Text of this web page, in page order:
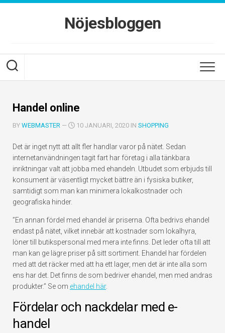
Skip
Nöjesbloggen
Handel online
BY WEBMASTER — 10 JANUARI, 2020 IN SHOPPING
Det är inget nytt att allt fler handlar varor på nätet. Sedan
internetanvändningen tagit fart har företag i alla tänkbara
inriktningar valt att jobba med ehandeln. Utbudet som erbjuds till
konsument är väsentligt mycket bättre än i fysiska butiker,
samtidigt som man kan minimera lokalkostnader och
geografiska hinder.
”En annan fördel med ehandel är priserna. Ofta bedrivs ehandel
endast på nätet, vilket innebär att kostnader som lokalhyra,
löner till butikspersonal med mera inte finns. Det leder ofta till att
man kan ge lägre priser på sitt sortiment. Ehandel har fördelen
med att det räcker med att ha ett lager, men det är inte alla som
ens har det. Det finns de som bedriver ehandel, men med andras
produkter.” Se om ehandel här.
Fördelar och nackdelar med e-
handel